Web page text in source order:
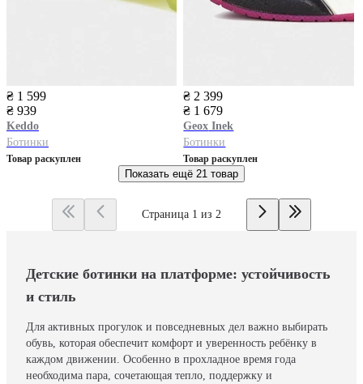
₴ 1 599
₴ 939
Keddo
Ботинки
Товар раскуплен
₴ 2 399
₴ 1 679
Geox Inek
Ботинки
Товар раскуплен
Показать ещё 21 товар
Страница 1 из 2
Детские ботинки на платформе: устойчивость
и стиль
Для активных прогулок и повседневных дел важно выбирать
обувь, которая обеспечит комфорт и уверенность ребёнку в
каждом движении. Особенно в прохладное время года
необходима пара, сочетающая тепло, поддержку и